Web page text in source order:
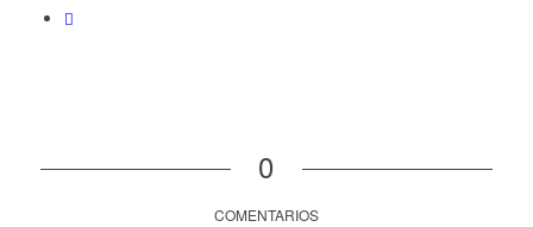
0
COMENTARIOS